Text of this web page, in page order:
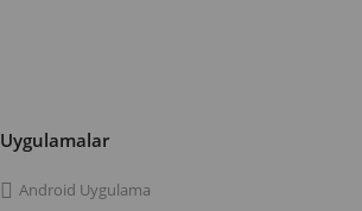
Uygulamalar
Android Uygulama